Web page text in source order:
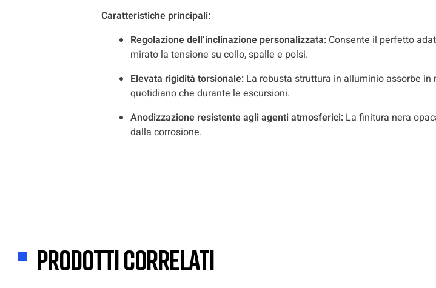
Caratteristiche principali:
Regolazione dell’inclinazione personalizzata: Consente il perfetto
mirato la tensione su collo, spalle e polsi.
Elevata rigidità torsionale: La robusta struttura in alluminio assorbe
quotidiano che durante le escursioni.
Anodizzazione resistente agli agenti atmosferici: La finitura nera
dalla corrosione.
Prodotti correlati